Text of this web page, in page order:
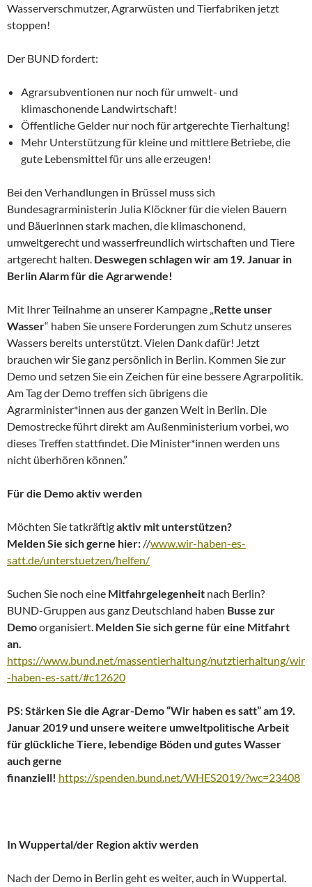
Wasserverschmutzer, Agrarwüsten und Tierfabriken jetzt
stoppen!
Der BUND fordert:
Agrarsubventionen nur noch für umwelt- und
klimaschonende Landwirtschaft!
Öffentliche Gelder nur noch für artgerechte Tierhaltung!
Mehr Unterstützung für kleine und mittlere Betriebe, die
gute Lebensmittel für uns alle erzeugen!
Bei den Verhandlungen in Brüssel muss sich
Bundesagrarministerin Julia Klöckner für die vielen Bauern
und Bäuerinnen stark machen, die klimaschonend,
umweltgerecht und wasserfreundlich wirtschaften und Tiere
artgerecht halten. Deswegen schlagen wir am 19. Januar in
Berlin Alarm für die Agrarwende!
Mit Ihrer Teilnahme an unserer Kampagne „Rette unser
Wasser“ haben Sie unsere Forderungen zum Schutz unseres
Wassers bereits unterstützt. Vielen Dank dafür! Jetzt
brauchen wir Sie ganz persönlich in Berlin. Kommen Sie zur
Demo und setzen Sie ein Zeichen für eine bessere Agrarpolitik.
Am Tag der Demo treffen sich übrigens die
Agrarminister*innen aus der ganzen Welt in Berlin. Die
Demostrecke führt direkt am Außenministerium vorbei, wo
dieses Treffen stattfindet. Die Minister*innen werden uns
nicht überhören können.”
Für die Demo aktiv werden
Möchten Sie tatkräftigaktiv mit unterstützen?
Melden Sie sich gerne hier: //www.wir-haben-es-
satt.de/unterstuetzen/helfen/
Suchen Sie noch eine Mitfahrgelegenheit nach Berlin?
BUND-Gruppen aus ganz Deutschland haben Busse zur
Demoorganisiert. Melden Sie sich gerne für eine Mitfahrt
an.
https://www.bund.net/massentierhaltung/nutztierhaltung/wir
-haben-es-satt/#c12620
PS: Stärken Sie die Agrar-Demo “Wir haben es satt” am 19.
Januar 2019 und unsere weitere umweltpolitische Arbeit
für glückliche Tiere, lebendige Böden und gutes Wasser
auch gerne
finanziell! https://spenden.bund.net/WHES2019/?wc=23408
In Wuppertal/der Region aktiv werden
Nach der Demo in Berlin geht es weiter, auch in Wuppertal.